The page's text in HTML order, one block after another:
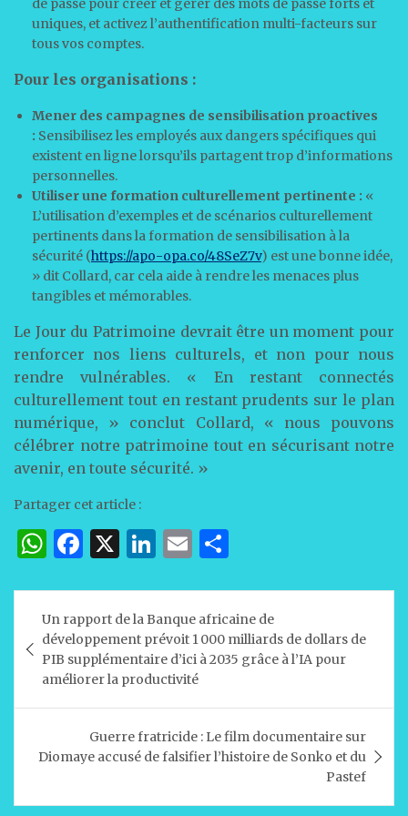
de passe pour créer et gérer des mots de passe forts et
uniques, et activez l’authentification multi-facteurs sur
tous vos comptes.
Pour les organisations :
Mener des campagnes de sensibilisation proactives
: Sensibilisez les employés aux dangers spécifiques qui
existent en ligne lorsqu’ils partagent trop d’informations
personnelles.
Utiliser une formation culturellement pertinente : «
L’utilisation d’exemples et de scénarios culturellement
pertinents dans la formation de sensibilisation à la
sécurité (https://apo-opa.co/48SeZ7v) est une bonne idée,
» dit Collard, car cela aide à rendre les menaces plus
tangibles et mémorables.
Le Jour du Patrimoine devrait être un moment pour
renforcer nos liens culturels, et non pour nous
rendre vulnérables. « En restant connectés
culturellement tout en restant prudents sur le plan
numérique, » conclut Collard, « nous pouvons
célébrer notre patrimoine tout en sécurisant notre
avenir, en toute sécurité. »
Partager cet article :
W
at
s
A
p
p
F
c
e
b
o
o
k
X Li
k
e
dI
n
E
ai
l
ta
g
er
l’article
Un rapport de la Banque africaine de
développement prévoit 1 000 milliards de dollars de
PIB supplémentaire d’ici à 2035 grâce à l’IA pour
améliorer la productivité
Guerre fratricide : Le film documentaire sur
Diomaye accusé de falsifier l’histoire de Sonko et du
Pastef